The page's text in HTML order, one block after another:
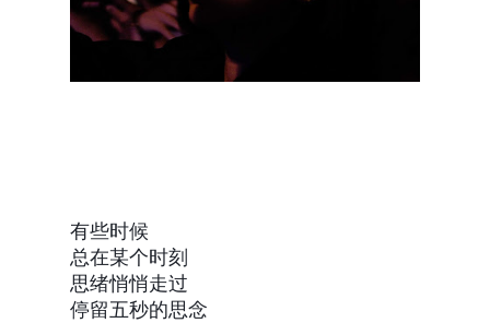
有些时候
总在某个时刻
思绪悄悄走过
停留五秒的思念